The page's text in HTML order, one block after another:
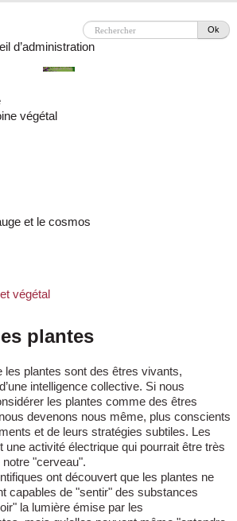
Ok
d’administration
végétal
et le cosmos
végétal
plantes
les plantes sont des êtres vivants,
intelligence collective. Si nous
les plantes comme des êtres
devenons nous même, plus conscients
et de leurs stratégies subtiles. Les
une activité électrique qui pourrait être très
"cerveau".
ont découvert que les plantes ne
capables de "sentir" des substances
la lumière émise par les